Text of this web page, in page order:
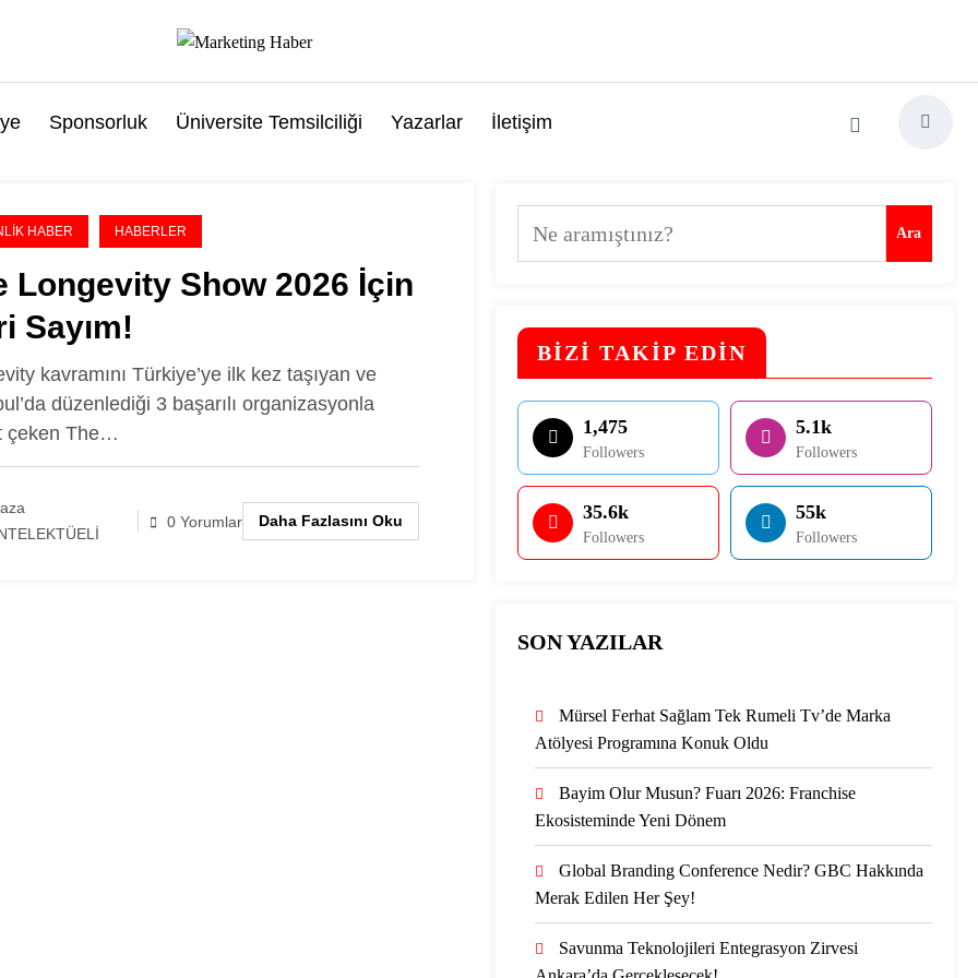
Sponsorluk Üniversite Temsilciliği Yazarlar İletişim
HABER HABERLER
Longevity Show 2026 İçin
Sayım!
kavramını Türkiye’ye ilk kez taşıyan ve
düzenlediği 3 başarılı organizasyonla
çeken The…
0 Yorumlar Daha Fazlasını Oku
Ara Ara
BİZİ TAKİP EDİN
1,475
Followers
5.1k
Followers
35.6k
Followers
55k
Followers
SON YAZILAR
Mürsel Ferhat Sağlam Tek Rumeli Tv’de Marka
Atölyesi Programına Konuk Oldu
Bayim Olur Musun? Fuarı 2026: Franchise
Ekosisteminde Yeni Dönem
Global Branding Conference Nedir? GBC Hakkında
Merak Edilen Her Şey!
Savunma Teknolojileri Entegrasyon Zirvesi